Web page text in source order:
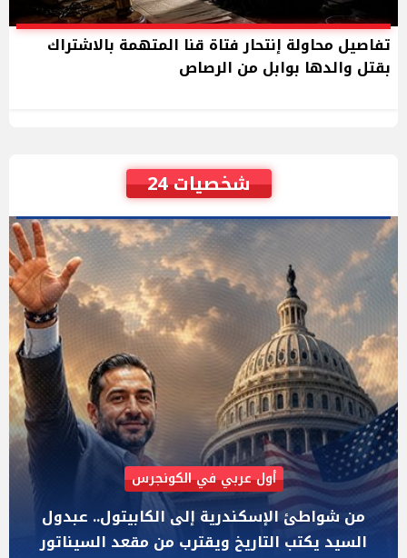
تفاصيل محاولة إنتحار فتاة قنا المتهمة بالاشتراك
بقتل والدها بوابل من الرصاص
شخصيات 24
AIPAC رصدت 30 مليون دولار لإضعافه
"عبد الرحمن السيد" المصري الذى يواجه "هايلي
ستيفنز" وإيباك الاسرائيلية بإنتخابات ميشيجان